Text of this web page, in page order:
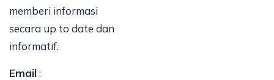
memberi informasi
secara up to date dan
informatif.
Email: